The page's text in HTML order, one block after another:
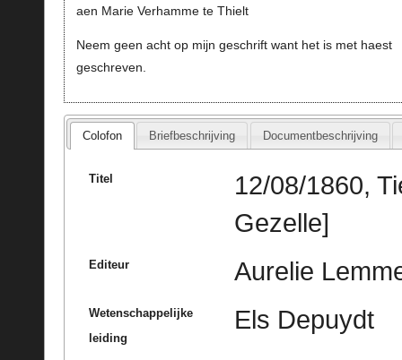
aen Marie Verhamme te Thielt
Neem geen acht op mijn geschrift want het is met haest
geschreven.
Colofon Briefbeschrijving Documentbeschrijving
Titel
12/08/1860,
Gezelle]
Editeur Aurelie
Wetenschappelijke
leiding
Els Depuydt